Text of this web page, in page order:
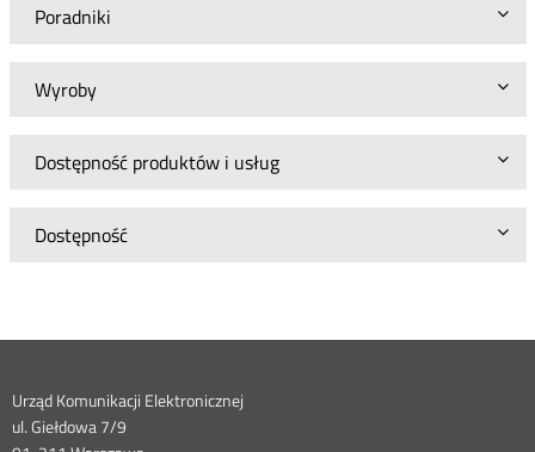
Poradniki
Wyroby
Dostępność produktów i usług
Dostępność
Dane
Urząd Komunikacji Elektronicznej
ul. Giełdowa 7/9